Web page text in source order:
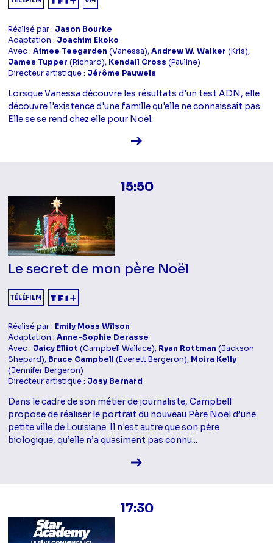
Réalisé par : Jason Bourke
Adaptation : Joachim Ekoko
Avec :Aimee Teegarden (Vanessa),Andrew W. Walker (Kris),
James Tupper (Richard), Kendall Cross (Pauline)
Directeur artistique : Jérôme Pauwels
Lorsque Vanessa découvre les résultats d'un test ADN, elle
découvre l'existence d'une famille qu'elle ne connaissait pas.
Elle se se rend chez elle pour Noël.
Voir la fiche diffusion
15:50
Le secret de mon père Noël
TÉLÉFILM
Réalisé par : Emily Moss Wilson
Adaptation :Anne-Sophie Derasse
Avec : Jaicy Elliot (Campbell Wallace), Ryan Rottman (Jackson
Shepard), Bruce Campbell (Everett Bergeron), Moira Kelly
(Jennifer Bergeron)
Directeur artistique : Josy Bernard
Dans le cadre de son métier de journaliste, Campbell
propose de réaliser le portrait du nouveau Père Noël d’une
petite ville de Louisiane. Il n'est autre que son père
biologique, qu’elle n’a quasiment pas connu...
Voir la fiche diffusion
17:30